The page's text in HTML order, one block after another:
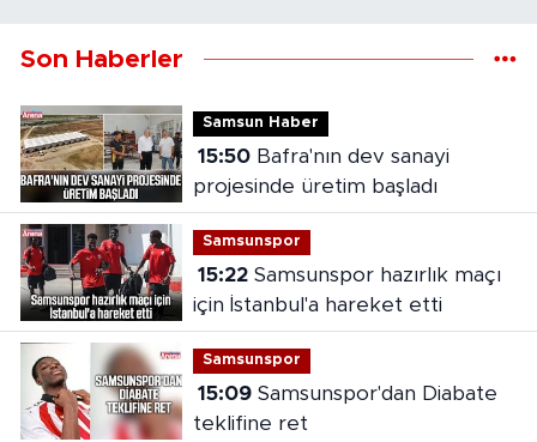
Son Haberler
Samsun Haber
15:50Bafra'nın dev sanayi
projesinde üretim başladı
Samsunspor
15:22Samsunspor hazırlık maçı
için İstanbul'a hareket etti
Samsunspor
15:09Samsunspor'dan Diabate
teklifine ret